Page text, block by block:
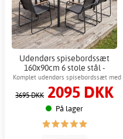
Udendørs spisebordssæt
160x90cm 6 stole stål -
Zanzibar + Møbelpleje
Komplet udendørs spisebordssæt med
6 stole
3695 DKK 2095 DKK
På lager